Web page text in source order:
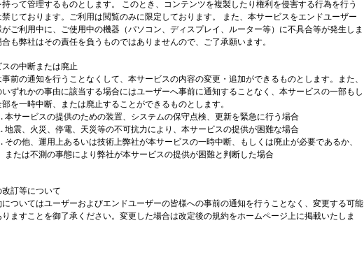
って管理するものとします。 このとき、コンテンツを複製したり権利を侵害する行為を行う
禁じております。ご利用は閲覧のみに限定しております。 また、本サービスをエンドユーザー
ご利用中に、ご使用中の機器（パソコン、ディスプレイ、ルーター等）に不具合等が発生しま
合も弊社はその責任を負うものではありませんので、ご了承願います。
の中断または廃止
前の通知を行うことなくして、本サービスの内容の変更・追加ができるものとします。また、
いずれかの事由に該当する場合にはユーザーへ事前に通知することなく、本サービスの一部もし
部を一時中断、または廃止することができるものとします。
本サービスの提供のための装置、システムの保守点検、更新を緊急に行う場合
地震、火災、停電、天災等の不可抗力により、本サービスの提供が困難な場合
その他、運用上あるいは技術上弊社が本サービスの一時中断、もしくは廃止が必要であるか、
または不測の事態により弊社が本サービスの提供が困難と判断した場合
訂等について
ついてはユーザーおよびエンドユーザーの皆様への事前の通知を行うことなく、変更する可能
ますことを御了承ください。変更した場合は改定後の規約をホームページ上に掲載いたしま